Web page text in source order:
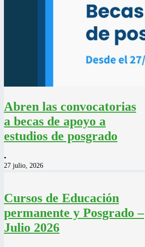
Abren las convocatorias
a becas de apoyo a
estudios de posgrado
•
27 julio, 2026
Cursos de Educación
permanente y Posgrado –
Julio 2026